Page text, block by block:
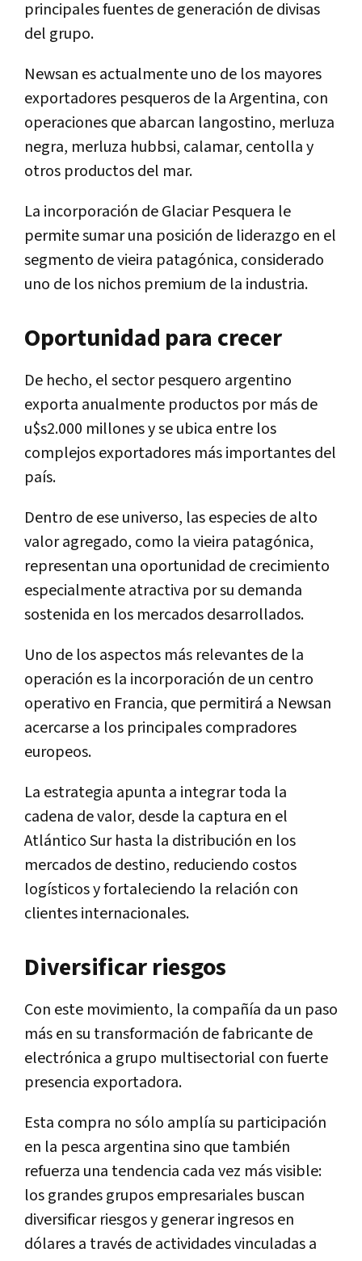
principales fuentes de generación de divisas
del grupo.
Newsan es actualmente uno de los mayores
exportadores pesqueros de la Argentina, con
operaciones que abarcan langostino, merluza
negra, merluza hubbsi, calamar, centolla y
otros productos del mar.
La incorporación de Glaciar Pesquera le
permite sumar una posición de liderazgo en el
segmento de vieira patagónica, considerado
uno de los nichos premium de la industria.
Oportunidad para crecer
De hecho, el sector pesquero argentino
exporta anualmente productos por más de
u$s2.000 millones y se ubica entre los
complejos exportadores más importantes del
país.
Dentro de ese universo, las especies de alto
valor agregado, como la vieira patagónica,
representan una oportunidad de crecimiento
especialmente atractiva por su demanda
sostenida en los mercados desarrollados.
Uno de los aspectos más relevantes de la
operación es la incorporación de un centro
operativo en Francia, que permitirá a Newsan
acercarse a los principales compradores
europeos.
La estrategia apunta a integrar toda la
cadena de valor, desde la captura en el
Atlántico Sur hasta la distribución en los
mercados de destino, reduciendo costos
logísticos y fortaleciendo la relación con
clientes internacionales.
Diversificar riesgos
Con este movimiento, la compañía da un paso
más en su transformación de fabricante de
electrónica a grupo multisectorial con fuerte
presencia exportadora.
Esta compra no sólo amplía su participación
en la pesca argentina sino que también
refuerza una tendencia cada vez más visible:
los grandes grupos empresariales buscan
diversificar riesgos y generar ingresos en
dólares a través de actividades vinculadas a